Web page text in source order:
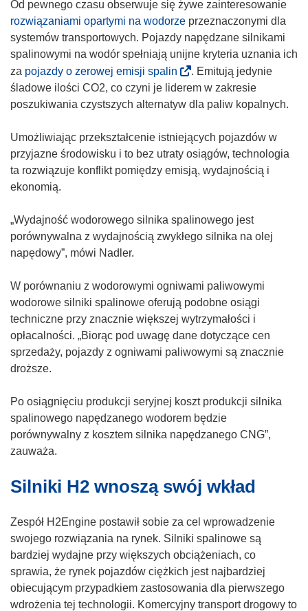
Od pewnego czasu obserwuje się żywe zainteresowanie
rozwiązaniami opartymi na wodorze przeznaczonymi dla
systemów transportowych. Pojazdy napędzane silnikami
spalinowymi na wodór spełniają unijne kryteria uznania ich
za pojazdy o zerowej emisji spalin
o
d
o
ś
n
o
t
r
z
y
s
i
n
o
w
o
e
. Emitują jedynie
śladowe ilości CO2, co czyni je liderem w zakresie
poszukiwania czystszych alternatyw dla paliw kopalnych.
Umożliwiając przekształcenie istniejących pojazdów w
przyjazne środowisku i to bez utraty osiągów, technologia
ta rozwiązuje konflikt pomiędzy emisją, wydajnością i
ekonomią.
„Wydajność wodorowego silnika spalinowego jest
porównywalna z wydajnością zwykłego silnika na olej
napędowy”, mówi Nadler.
W porównaniu z wodorowymi ogniwami paliwowymi
wodorowe silniki spalinowe oferują podobne osiągi
techniczne przy znacznie większej wytrzymałości i
opłacalności. „Biorąc pod uwagę dane dotyczące cen
sprzedaży, pojazdy z ogniwami paliwowymi są znacznie
droższe.
Po osiągnięciu produkcji seryjnej koszt produkcji silnika
spalinowego napędzanego wodorem będzie
porównywalny z kosztem silnika napędzanego CNG”,
zauważa.
Silniki H2 wnoszą swój wkład
Zespół H2Engine postawił sobie za cel wprowadzenie
swojego rozwiązania na rynek. Silniki spalinowe są
bardziej wydajne przy większych obciążeniach, co
sprawia, że rynek pojazdów ciężkich jest najbardziej
obiecującym przypadkiem zastosowania dla pierwszego
wdrożenia tej technologii. Komercyjny transport drogowy to